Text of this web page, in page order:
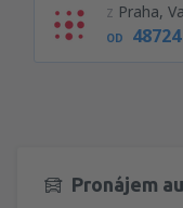
z Praha,
OD 48724
Pronájem